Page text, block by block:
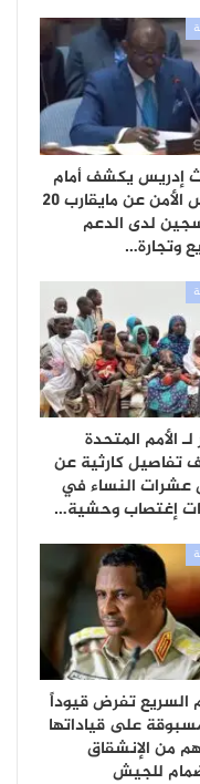
إدريس يكشف أمام
مجلس الأمن عن مايقارب 20
لدى الدعم
وتجارة…
لـ الأمم المتحدة
تفاصيل كارثية عن
عشرات النساء في
إغتصاب وحشية…
السريع تفرض قيوداً
على قياداتها
من الإنشقاق
للجيش